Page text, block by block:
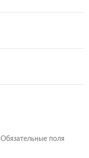
Обязательные поля